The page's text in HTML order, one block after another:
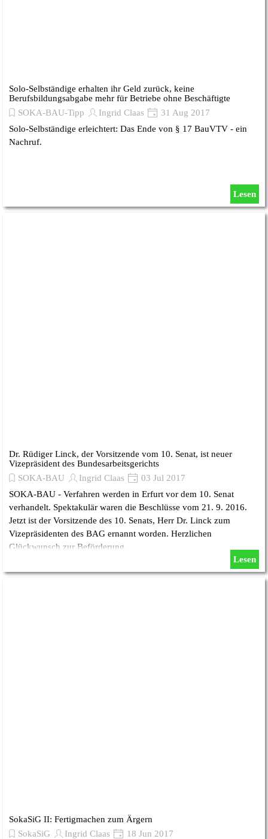
Solo-Selbständige erhalten ihr Geld zurück, keine
Berufsbildungsabgabe mehr für Betriebe ohne Beschäftigte
SOKA-BAU-Tipp
Ingrid Claas
31 Aug 2017
Solo-Selbständige erleichtert: Das Ende von § 17 BauVTV - ein
Nachruf.
Lesen
Dr. Rüdiger Linck, der Vorsitzende vom 10. Senat, ist neuer
Vizepräsident des Bundesarbeitsgerichts
SOKA-BAU
Ingrid Claas
03 Jul 2017
SOKA-BAU - Verfahren werden in Erfurt vor dem 10. Senat
verhandelt. Spektakulär waren die Beschlüsse vom 21. 9. 2016.
Jetzt ist der Vorsitzende des 10. Senats, Herr Dr. Linck zum
Vizepräsidenten des BAG ernannt worden. Herzlichen
Glückwunsch zur Beförderung.
Lesen
SokaSiG II: Fertigmachen zum Ärgern
SokaSiG
Ingrid Claas
18 Jun 2017